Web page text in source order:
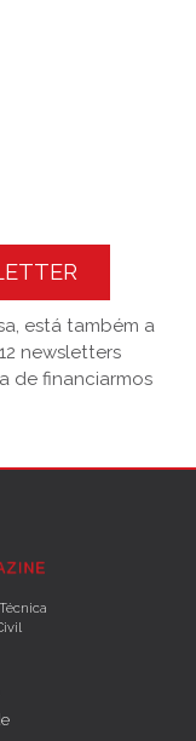
está também a
newsletters
de financiarmos